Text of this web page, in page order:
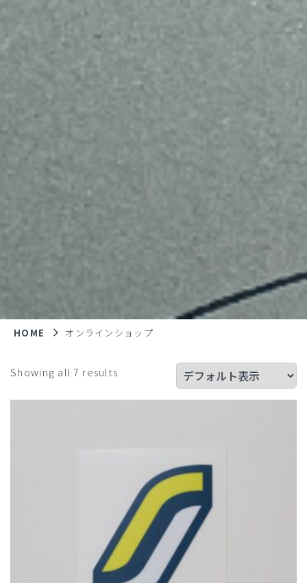
HOME オンラインショップ
Showing all 7 results